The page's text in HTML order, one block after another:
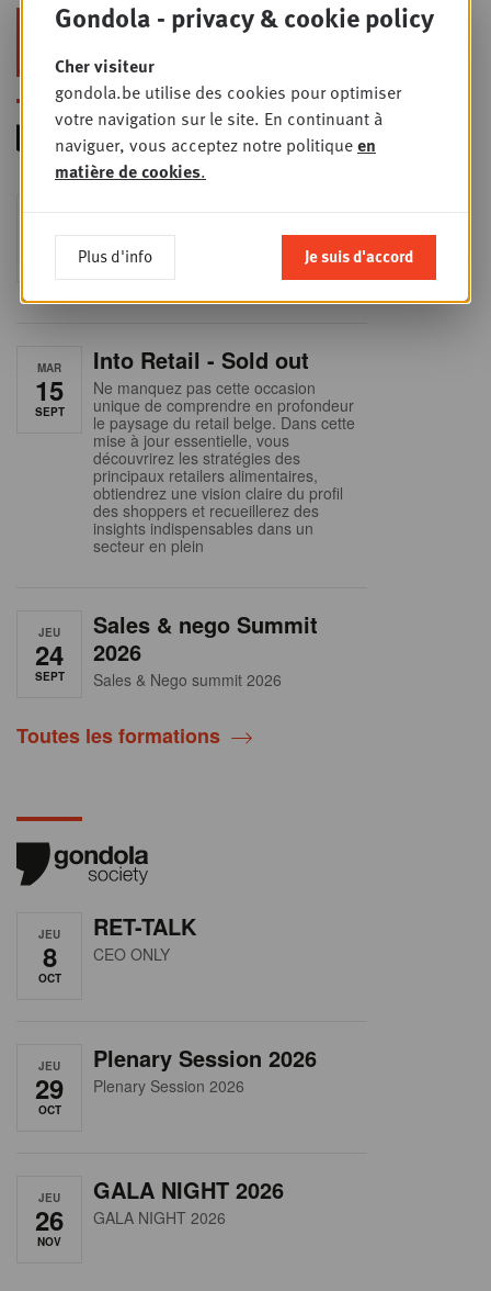
Restez au top dans le retail & le
9
business planning
Intro to Negotiation: Succes aan de
onderhandelingstafel is geen toeval!
MAR
15
SEPT
Into Retail - Sold out
Ne manquez pas cette occasion
unique de comprendre en profondeur
le paysage du retail belge. Dans cette
mise à jour essentielle, vous
découvrirez les stratégies des
principaux retailers alimentaires,
obtiendrez une vision claire du profil
des shoppers et recueillerez des
insights indispensables dans un
secteur en plein
JEU
24
SEPT
Sales & nego Summit
2026
Sales & Nego summit 2026
Toutes les formations
JEU
8
OCT
RET-TALK
CEO ONLY
JEU
29
OCT
Plenary Session 2026
Plenary Session 2026
JEU
26
NOV
GALA NIGHT 2026
GALA NIGHT 2026
Gondola - privacy & cookie policy
Cher visiteur
gondola.be utilise des cookies pour optimiser
votre navigation sur le site. En continuant à
naviguer, vous acceptez notre politiqueen
matière de cookies.
Plus d'info Je suis d'accord